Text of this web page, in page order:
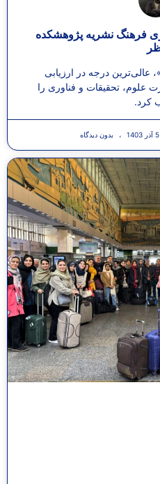
فرهنگ نشریه پژوهشکده
درجه در ارزیابی
علوم، تحقیقات و فناوری را
کرد.
بدون دیدگاه